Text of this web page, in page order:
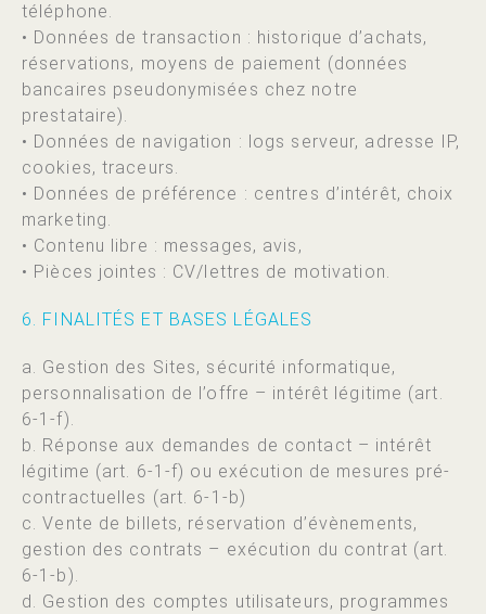
téléphone.
• Données de transaction : historique d’achats,
réservations, moyens de paiement (données
bancaires pseudonymisées chez notre
prestataire).
• Données de navigation : logs serveur, adresse IP,
cookies, traceurs.
• Données de préférence : centres d’intérêt, choix
marketing.
• Contenu libre : messages, avis,
• Pièces jointes : CV/lettres de motivation.
6. FINALITÉS ET BASES LÉGALES
a. Gestion des Sites, sécurité informatique,
personnalisation de l’offre – intérêt légitime (art.
6-1-f).
b. Réponse aux demandes de contact – intérêt
légitime (art. 6-1-f) ou exécution de mesures pré-
contractuelles (art. 6-1-b)
c. Vente de billets, réservation d’évènements,
gestion des contrats – exécution du contrat (art.
6-1-b).
d. Gestion des comptes utilisateurs, programmes